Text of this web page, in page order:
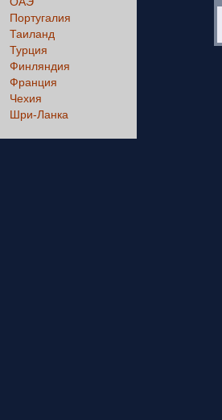
Португалия
Таиланд
Турция
Финляндия
Франция
Чехия
Шри-Ланка